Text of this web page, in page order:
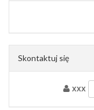
Skontaktuj się
xxx